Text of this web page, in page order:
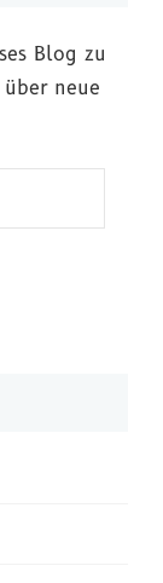
Blog zu
neue